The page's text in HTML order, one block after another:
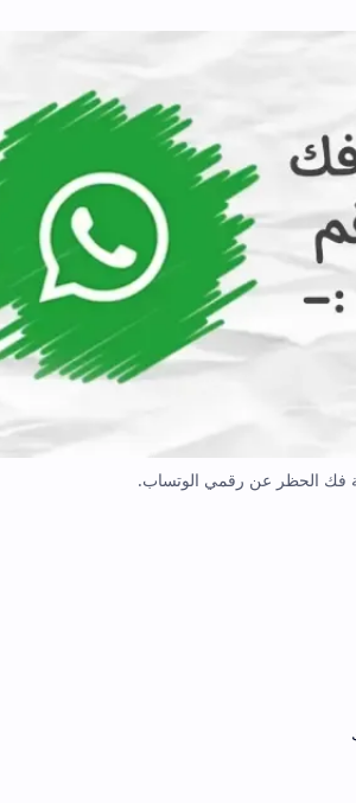
فك الحظر عن رقمي الوتساب.